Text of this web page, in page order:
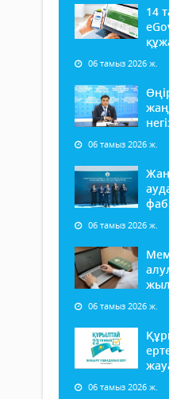
14
06 тамыз 2026 ж.
06 тамыз 2026 ж.
06 тамыз 2026 ж.
06 тамыз 2026 ж.
06 тамыз 2026 ж.